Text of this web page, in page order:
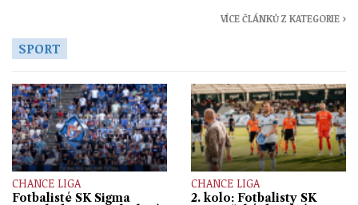
VÍCE ČLÁNKŮ Z KATEGORIE ›
SPORT
CHANCE LIGA
Fotbalisté SK Sigma
CHANCE LIGA
2. kolo: Fotbalisty SK